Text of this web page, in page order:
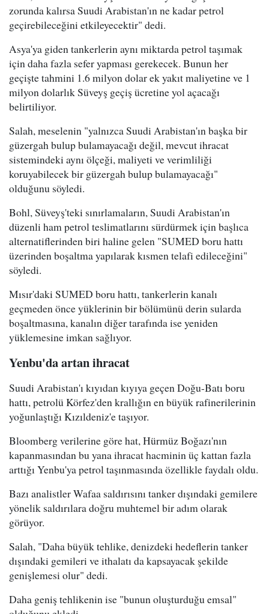
zorunda kalırsa Suudi Arabistan'ın ne kadar petrol
geçirebileceğini etkileyecektir" dedi.
Asya'ya giden tankerlerin aynı miktarda petrol taşımak
için daha fazla sefer yapması gerekecek. Bunun her
geçişte tahmini 1.6 milyon dolar ek yakıt maliyetine ve 1
milyon dolarlık Süveyş geçiş ücretine yol açacağı
belirtiliyor.
Salah, meselenin "yalnızca Suudi Arabistan'ın başka bir
güzergah bulup bulamayacağı değil, mevcut ihracat
sistemindeki aynı ölçeği, maliyeti ve verimliliği
koruyabilecek bir güzergah bulup bulamayacağı"
olduğunu söyledi.
Bohl, Süveyş'teki sınırlamaların, Suudi Arabistan'ın
düzenli ham petrol teslimatlarını sürdürmek için başlıca
alternatiflerinden biri haline gelen "SUMED boru hattı
üzerinden boşaltma yapılarak kısmen telafi edileceğini"
söyledi.
Mısır'daki SUMED boru hattı, tankerlerin kanalı
geçmeden önce yüklerinin bir bölümünü derin sularda
boşaltmasına, kanalın diğer tarafında ise yeniden
yüklemesine imkan sağlıyor.
Yenbu'da artan ihracat
Suudi Arabistan'ı kıyıdan kıyıya geçen Doğu-Batı boru
hattı, petrolü Körfez'den krallığın en büyük rafinerilerinin
yoğunlaştığı Kızıldeniz'e taşıyor.
Bloomberg verilerine göre hat, Hürmüz Boğazı'nın
kapanmasından bu yana ihracat hacminin üç kattan fazla
arttığı Yenbu'ya petrol taşınmasında özellikle faydalı oldu.
Bazı analistler Wafaa saldırısını tanker dışındaki gemilere
yönelik saldırılara doğru muhtemel bir adım olarak
görüyor.
Salah, "Daha büyük tehlike, denizdeki hedeflerin tanker
dışındaki gemileri ve ithalatı da kapsayacak şekilde
genişlemesi olur" dedi.
Daha geniş tehlikenin ise "bunun oluşturduğu emsal"